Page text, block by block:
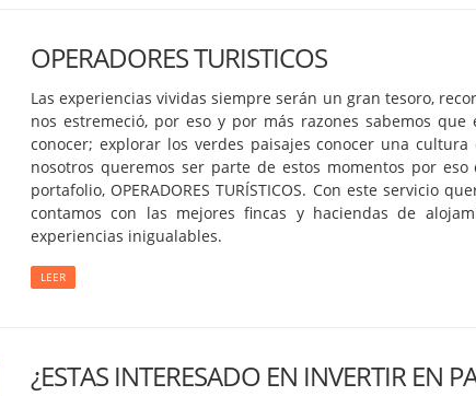
OPERADORES TURISTICOS
Las experiencias vividas siempre serán un gran tesoro,
nos estremeció, por eso y por más razones sabemos
conocer; explorar los verdes paisajes conocer una
nosotros queremos ser parte de estos momentos por
portafolio, OPERADORES TURÍSTICOS. Con este servicio
contamos con las mejores fincas y haciendas de
experiencias inigualables.
LEER
¿ESTAS INTERESADO EN INVERTIR EN